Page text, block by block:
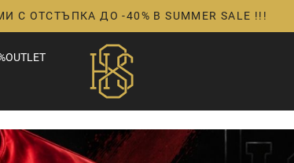
С ОТСТЪПКА ДО -40% В SUMMER SALE !!!